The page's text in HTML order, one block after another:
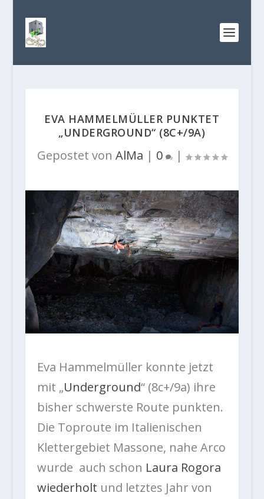
EVA HAMMELMÜLLER PUNKTET
„UNDERGROUND“ (8C+/9A)
Gepostet von AlMa | 0 |
Eva Hammelmüller konnte jetzt
mit „Underground“ (8c+/9a) ihre
bisher schwerste Route punkten.
Die Toproute im Italienischen
Klettergebiet Massone, nahe Arco
wurde auch schon Laura Rogora
wiederholt und letztes Jahr von